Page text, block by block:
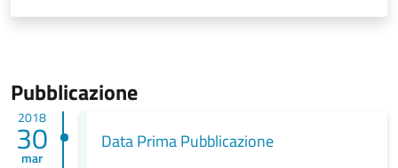
Pubblicazione
2018
30
mar
Data Prima Pubblicazione